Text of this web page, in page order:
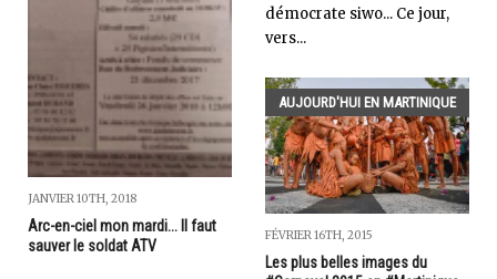
JANVIER 10TH, 2018
Arc-en-ciel mon mardi... Il faut
sauver le soldat ATV
démocrate siwo... Ce jour,
vers...
AUJOURD'HUI EN MARTINIQUE
FÉVRIER 16TH, 2015
Les plus belles images du